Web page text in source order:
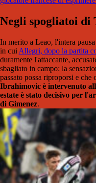
Negli spogliatoi di
In merito a Leao, l'intera
in cui Allegri, dopo la partita
duramente l'attaccante,
sbagliato in campo: la
passato possa riproporsi e
Ibrahimovic è intervenuto
estate è stato decisivo per
di Gimenez.